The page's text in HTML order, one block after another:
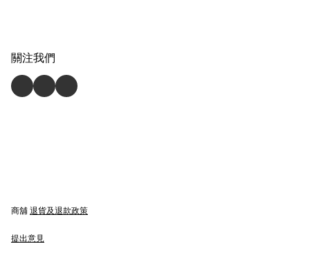
關注我們
商舖 退貨及退款政策
提出意見